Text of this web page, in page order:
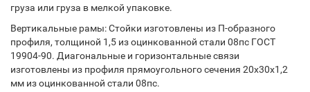
груза или груза в мелкой упаковке.
Вертикальные рамы: Стойки изготовлены из П-образного
профиля, толщиной 1,5 из оцинкованной стали 08пс ГОСТ
19904-90. Диагональные и горизонтальные связи
изготовлены из профиля прямоугольного сечения 20х30х1,2
мм из оцинкованной стали 08пс.